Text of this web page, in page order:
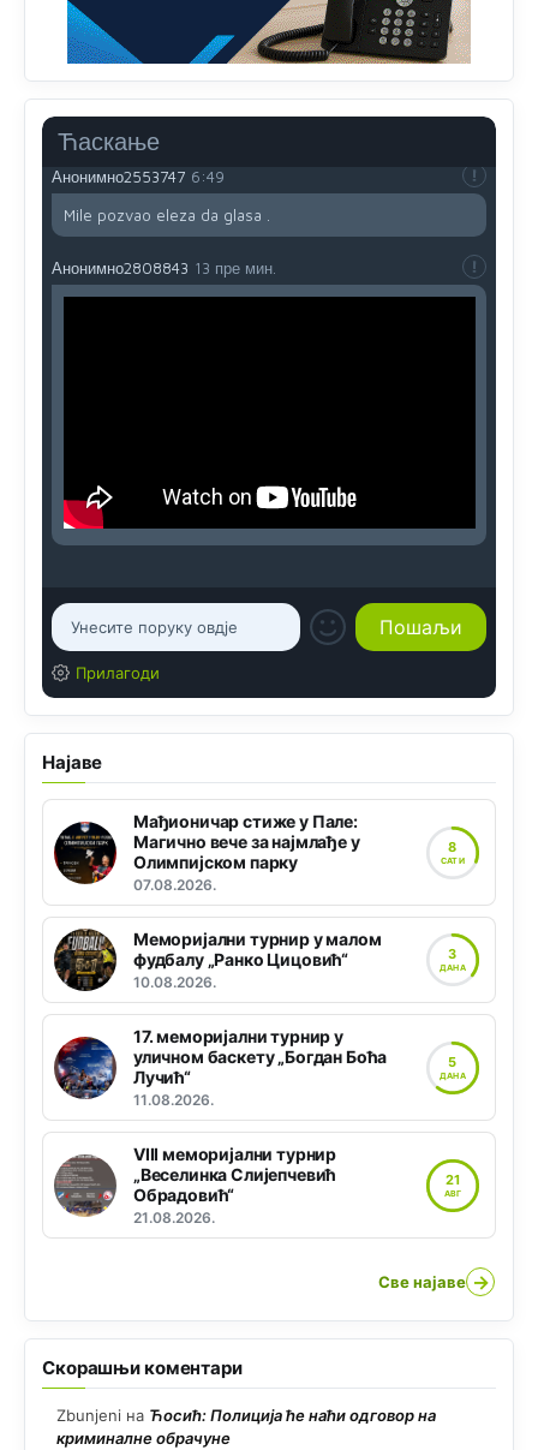
Ћаскање
Kuniocu ide q u guz...
Анонимно2808843 јуче 6:20
Анонимно2553747 6:49
Mile pozvao eleza da glasa .
Анонимно2808843 13 пре мин.
Прилагоди
Најаве
Мађионичар стиже у Пале:
Магично вече за најмлађе у
Олимпијском парку
07.08.2026.
8
САТИ
Меморијални турнир у малом
фудбалу „Ранко Цицовић“
10.08.2026.
3
ДАНА
17. меморијални турнир у
уличном баскету „Богдан Боћа
Лучић“
11.08.2026.
5
ДАНА
VIII меморијални турнир
„Веселинка Слијепчевић
Обрадовић“
21.08.2026.
21
АВГ
Све најаве →
Скорашњи коментари
Zbunjeni на Ћосић: Полиција ће наћи одговор на
криминалне обрачуне